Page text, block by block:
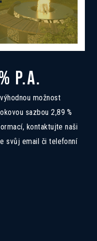
P.A.
možnost
sazbou 2,89 %
kontaktujte naši
svůj email či telefonní